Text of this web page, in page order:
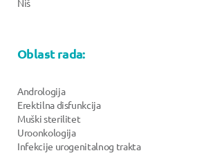
Niš
Oblast rada:
Andrologija
Erektilna disfunkcija
Muški sterilitet
Uroonkologija
Infekcije urogenitalnog trakta